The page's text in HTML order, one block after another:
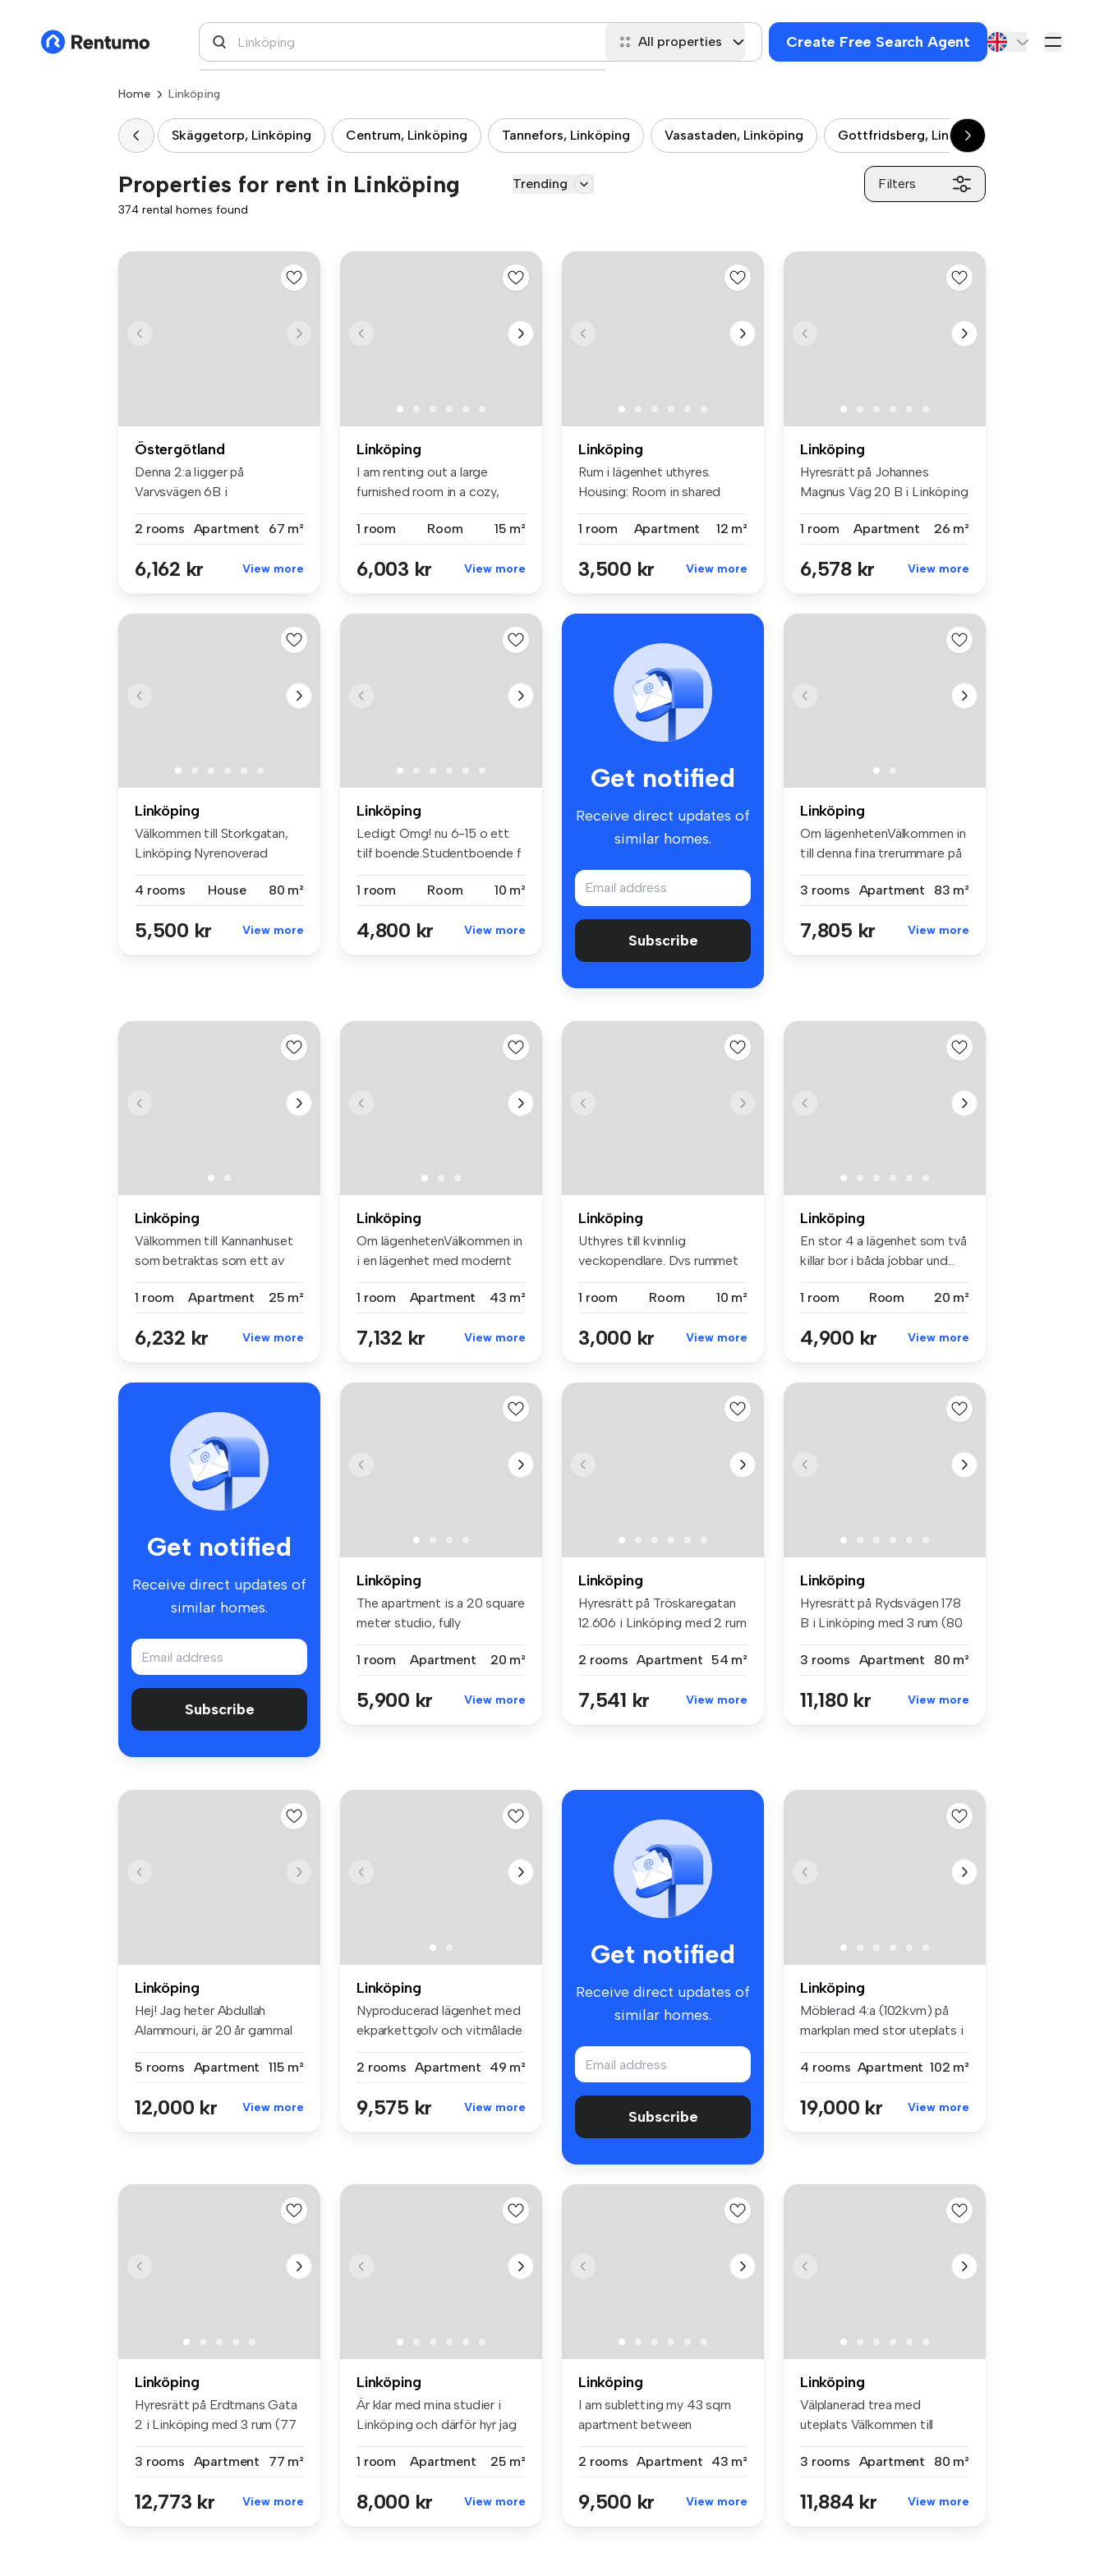
All properties Create Free Search Agent
Home Linköping
Skäggetorp, Linköping Centrum, Linköping Tannefors, Linköping Vasastaden, Linköping Gottfridsberg, Linköping
Properties for rent in Linköping Trending Filters
374 rental homes found
Östergötland
Denna 2:a ligger på
Varvsvägen 6B i
2 rooms
Apartment 67 m²
6,162 kr View more
Linköping
I am renting out a large
furnished room in a cozy,
1 room
Room 15 m²
6,003 kr View more
Linköping
Rum i lägenhet uthyres.
Housing: Room in shared
1 room
Apartment 12 m²
3,500 kr View more
Linköping
Hyresrätt på Johannes
Magnus Väg 20 B i Linköping
1 room
Apartment 26 m²
6,578 kr View more
Linköping
Välkommen till Storkgatan,
Linköping Nyrenoverad
4 rooms
House 80 m²
5,500 kr View more
Linköping
Ledigt Omg! nu 6-15 o ett
tilf boende.Studentboende f
1 room
Room 10 m²
4,800 kr View more
Get notified
Receive direct updates of
similar homes.
Subscribe
Linköping
Om lägenhetenVälkommen in
till denna fina trerummare på
3 rooms
Apartment 83 m²
7,805 kr View more
Linköping
Välkommen till Kannanhuset
som betraktas som ett av
1 room
Apartment 25 m²
6,232 kr View more
Linköping
Om lägenhetenVälkommen in
i en lägenhet med modernt
1 room
Apartment 43 m²
7,132 kr View more
Linköping
Uthyres till kvinnlig
veckopendlare. Dvs rummet
1 room
Room 10 m²
3,000 kr View more
Linköping
En stor 4 a lägenhet som två
killar bor i båda jobbar und...
1 room Room 20 m²
4,900 kr View more
Get notified
Receive direct updates of
similar homes.
Subscribe
Linköping
The apartment is a 20 square
meter studio, fully
1 room
Apartment 20 m²
5,900 kr View more
Linköping
Hyresrätt på Tröskaregatan
12.606 i Linköping med 2 rum
2 rooms Apartment 54 m²
7,541 kr View more
Linköping
Hyresrätt på Rydsvägen 178
B i Linköping med 3 rum (80
3 rooms
Apartment 80 m²
11,180 kr View more
Linköping
Hej! Jag heter Abdullah
Alammouri, är 20 år gammal
5 rooms
Apartment 115 m²
12,000 kr View more
Linköping
Nyproducerad lägenhet med
ekparkettgolv och vitmålade
2 rooms Apartment 49 m²
9,575 kr View more
Get notified
Receive direct updates of
similar homes.
Subscribe
Linköping
Möblerad 4:a (102kvm) på
markplan med stor uteplats i
4 rooms Apartment 102 m²
19,000 kr View more
Linköping
Hyresrätt på Erdtmans Gata
2 i Linköping med 3 rum (77
3 rooms
Apartment 77 m²
12,773 kr View more
Linköping
Är klar med mina studier i
Linköping och därför hyr jag
1 room
Apartment 25 m²
8,000 kr View more
Linköping
I am subletting my 43 sqm
apartment between
2 rooms Apartment 43 m²
9,500 kr View more
Linköping
Välplanerad trea med
uteplats Välkommen till
3 rooms
Apartment 80 m²
11,884 kr View more